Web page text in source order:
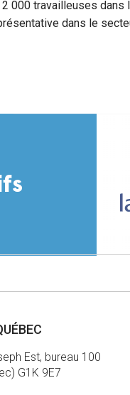
000 travailleuses dans
dans le
Est, bureau 100
G1K 9E7